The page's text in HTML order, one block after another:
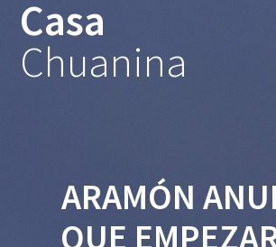
Casa
Chuanina
ARAMÓN
QUE